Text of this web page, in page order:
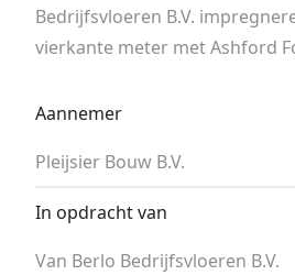
Bedrijfsvloeren B.V.
vierkante meter met Ashford
Aannemer
Pleijsier Bouw B.V.
In opdracht van
Van Berlo Bedrijfsvloeren B.V.